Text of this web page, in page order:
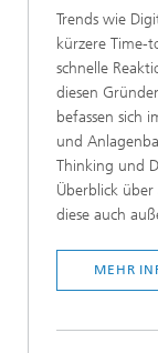
Trends wie
kürzere Time-
schnelle
diesen
befassen sich
und
Thinking und
Überblick
diese auch
MEHR